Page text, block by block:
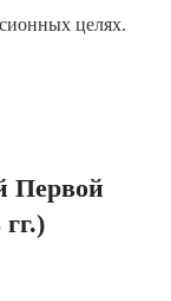
целях.
Первой